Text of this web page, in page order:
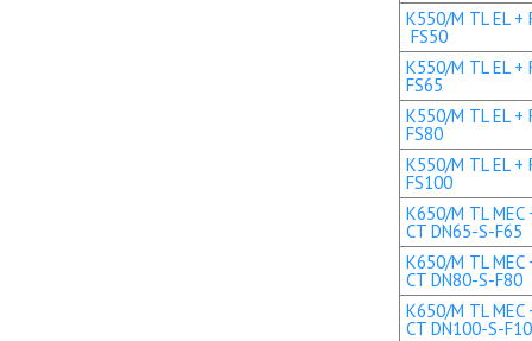
K550/M TL EL +
FS50
K550/M TL EL +
FS65
K550/M TL EL +
FS80
K550/M TL EL +
FS100
K650/M TL MEC
CT DN65-S-F65
K650/M TL MEC
CT DN80-S-F80
K650/M TL MEC
CT DN100-S-